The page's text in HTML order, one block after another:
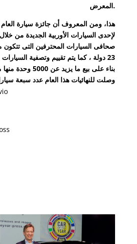
المعرض.
هذا، ومن المعروف أن جائزة سيارة العام
لإحدى السيارات الأوربية الجديدة من
23 دولة ، كما يتم تقييم وتصفية
بناء على بيع ما يزيد
وصلت للنهائيات هذا العام عدد سبعة